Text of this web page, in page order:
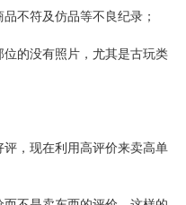
不符及仿品等不良纪录；
的没有照片，尤其是古玩类
，现在利用高评价来卖高单